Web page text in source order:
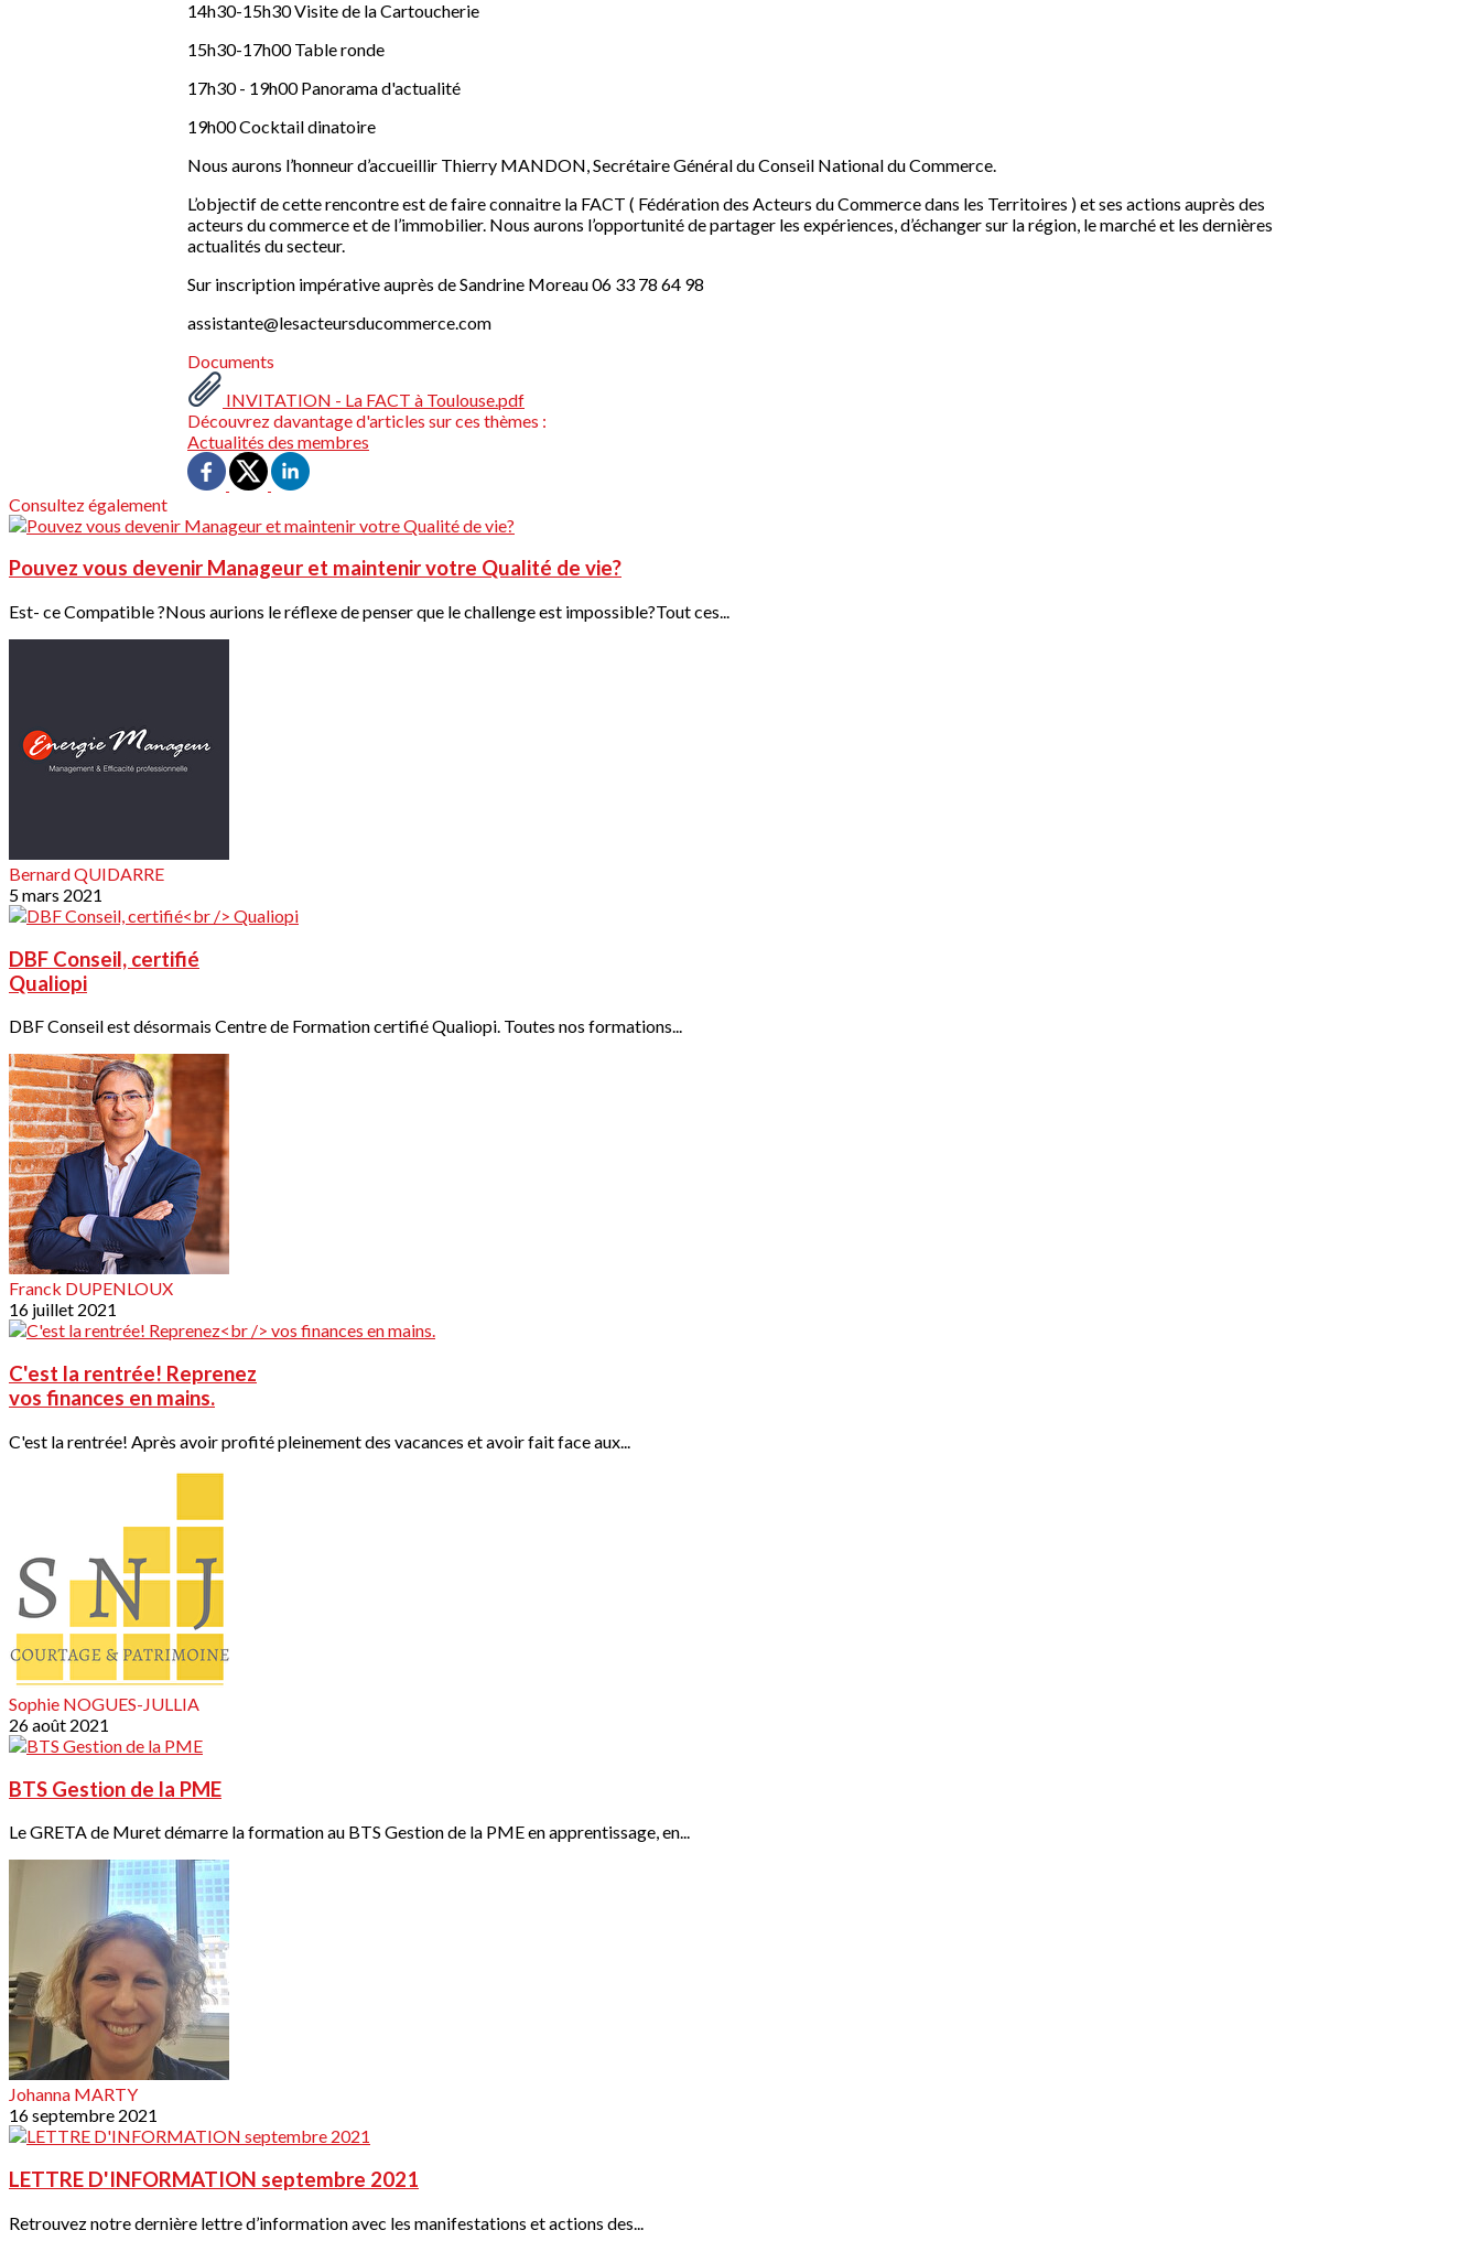
14h30-15h30 Visite de la Cartoucherie
15h30-17h00 Table ronde
17h30 - 19h00 Panorama d'actualité
19h00 Cocktail dinatoire
Nous aurons l’honneur d’accueillir Thierry MANDON, Secrétaire Général du Conseil National du Commerce.
L’objectif de cette rencontre est de faire connaitre la FACT ( Fédération des Acteurs du Commerce dans les Territoires ) et ses actions auprès des
acteurs du commerce et de l’immobilier. Nous aurons l’opportunité de partager les expériences, d’échanger sur la région, le marché et les dernières
actualités du secteur.
Sur inscription impérative auprès de Sandrine Moreau 06 33 78 64 98
assistante@lesacteursducommerce.com
Documents
INVITATION - La FACT à Toulouse.pdf
Découvrez davantage d'articles sur ces thèmes :
Actualités des membres
Consultez également
Pouvez vous devenir Manageur et maintenir votre Qualité de vie?
Est- ce Compatible ?Nous aurions le réflexe de penser que le challenge est impossible?Tout ces...
Bernard QUIDARRE
5 mars 2021
DBF Conseil, certifié
Qualiopi
DBF Conseil est désormais Centre de Formation certifié Qualiopi. Toutes nos formations...
Franck DUPENLOUX
16 juillet 2021
C'est la rentrée! Reprenez
vos finances en mains.
C'est la rentrée! Après avoir profité pleinement des vacances et avoir fait face aux...
Sophie NOGUES-JULLIA
26 août 2021
BTS Gestion de la PME
Le GRETA de Muret démarre la formation au BTS Gestion de la PME en apprentissage, en...
Johanna MARTY
16 septembre 2021
LETTRE D'INFORMATION septembre 2021
Retrouvez notre dernière lettre d’information avec les manifestations et actions des...